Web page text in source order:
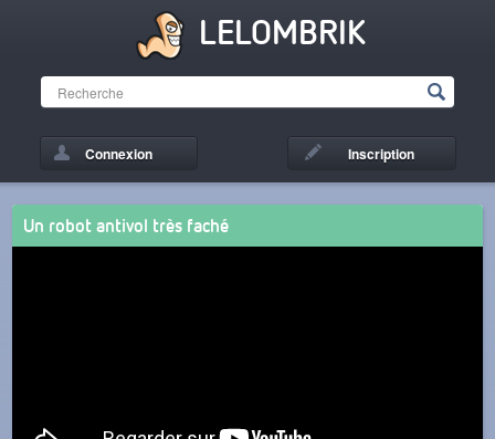
LELOMBRIK
Connexion Inscription
Un robot antivol très faché